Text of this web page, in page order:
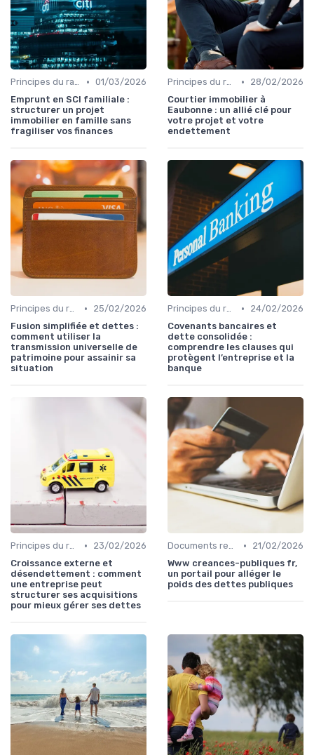
Principes du rachat de crédit • 01/03/2026
Emprunt en SCI familiale :
structurer un projet
immobilier en famille sans
fragiliser vos finances
Principes du rachat de crédit •
28/02/2026
Courtier immobilier à
Eaubonne : un allié clé pour
votre projet et votre
endettement
Principes du rachat de crédit •
25/02/2026
Fusion simplifiée et dettes :
comment utiliser la
transmission universelle de
patrimoine pour assainir sa
situation
Principes du rachat de crédit •
24/02/2026
Covenants bancaires et
dette consolidée :
comprendre les clauses qui
protègent l’entreprise et la
banque
Principes du rachat de crédit •
23/02/2026
Croissance externe et
désendettement : comment
une entreprise peut
structurer ses acquisitions
pour mieux gérer ses dettes
Documents requis et démarches •
21/02/2026
Www creances-publiques fr,
un portail pour alléger le
poids des dettes publiques